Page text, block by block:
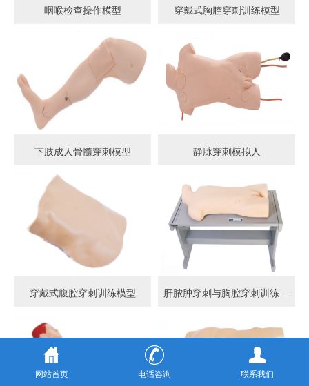
咽喉检查操作模型 穿戴式胸腔穿刺训练模型
下肢成人骨髓穿刺模型 静脉穿刺模拟人
穿戴式腹腔穿刺训练模型
网站首页 电话咨询 联系我们